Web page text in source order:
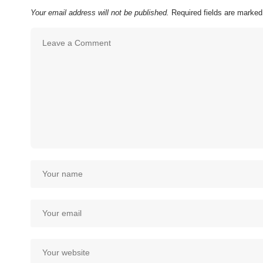
Your email address will not be published. Required fields are